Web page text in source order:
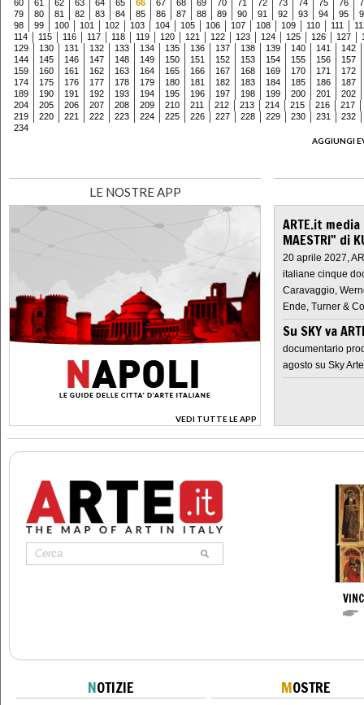
60 61 62 63 64 65 66 67 68 69 70 71 72 73 74 75 76
79
80 81 82 83 84 85 86 87 88 89 90 91 92 93 94 95
98
99 100 101 102 103 104 105 106 107 108 109 110 111
114
115 116 117 118 119 120 121 122 123 124 125 126 127
129
130 131 132 133 134 135 136 137 138 139 140 141
142
144
145 146 147 148 149 150 151 152 153 154 155 156
157
159
160 161 162 163 164 165 166 167 168 169 170 171
172
174
175 176 177 178 179 180 181 182 183 184 185 186
187
189
190 191 192 193 194 195 196 197 198 199 200 201
202
204
205 206 207 208 209 210 211 212 213 214 215 216
217
219
220 221 222 223 224 225 226 227 228 229 230 231
232
234
AGGIUNGI
LE NOSTRE APP
VEDI TUTTE LE APP
>
ARTE.it
MAESTRI" di
20 aprile 2027,
italiane cinque
Caravaggio,
Ende, Turner &
Su SKY va
documentario
agosto su Sky Arte
NOTIZIE MOSTRE